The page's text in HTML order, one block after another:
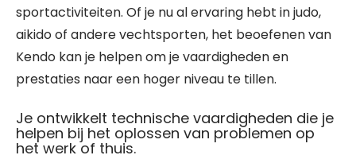
sportactiviteiten. Of je nu al ervaring hebt in judo,
aikido of andere vechtsporten, het beoefenen van
Kendo kan je helpen om je vaardigheden en
prestaties naar een hoger niveau te tillen.
Je ontwikkelt technische vaardigheden die je
helpen bij het oplossen van problemen op
het werk of thuis.